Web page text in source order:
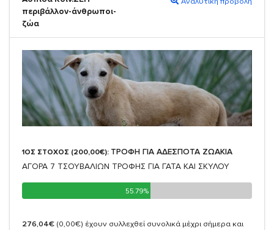
περιβάλλον-άνθρωποι-
ζώα
1ΟΣ ΣΤΟΧΟΣ (200,00€): ΤΡΟΦΗ ΓΙΑ ΑΔΕΣΠΟΤΑ ΖΩΑΚΙΑ
ΑΓΟΡΑ 7 ΤΣΟΥΒΑΛΙΩΝ ΤΡΟΦΗΣ ΓΙΑ ΓΑΤΑ ΚΑΙ ΣΚΥΛΟΥ
55.79%
55.79%
276,04€ (0,00€) έχουν συλλεχθεί συνολικά μέχρι σήμερα και